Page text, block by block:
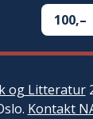
100,–
og Litteratur
Kontakt